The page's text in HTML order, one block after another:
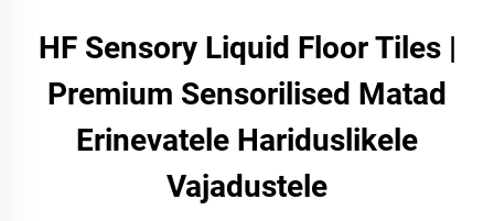
HF Sensory Liquid Floor Tiles |
Premium Sensorilised Matad
Erinevatele Hariduslikele
Vajadustele